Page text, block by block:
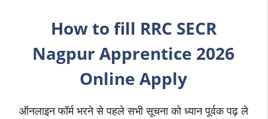
How to fill RRC SECR
Nagpur Apprentice 2026
Online Apply
ऑनलाइन फॉर्म भरने से पहले सभी सूचना को ध्यान पूर्वक पढ़ ले